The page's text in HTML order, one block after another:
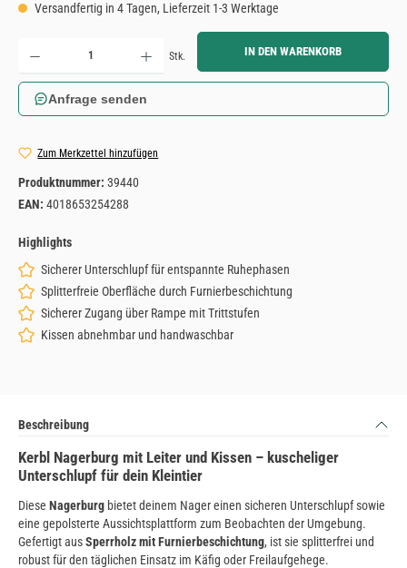
Versandfertig in 4 Tagen, Lieferzeit 1-3 Werktage
Produkt Anzahl: Gib den gewünschten Wert ein oder benutze die Schaltflächen um die Anzahl zu
Stk. IN DEN WARENKORB
Anfrage senden
Zum Merkzettel hinzufügen
Produktnummer: 39440
EAN: 4018653254288
Highlights
Sicherer Unterschlupf für entspannte Ruhephasen
Splitterfreie Oberfläche durch Furnierbeschichtung
Sicherer Zugang über Rampe mit Trittstufen
Kissen abnehmbar und handwaschbar
Beschreibung
Kerbl Nagerburg mit Leiter und Kissen – kuscheliger
Unterschlupf für dein Kleintier
Diese Nagerburg bietet deinem Nager einen sicheren Unterschlupf sowie
eine gepolsterte Aussichtsplattform zum Beobachten der Umgebung.
Gefertigt ausSperrholz mit Furnierbeschichtung, ist sie splitterfrei und
robust für den täglichen Einsatz im Käfig oder Freilaufgehege.